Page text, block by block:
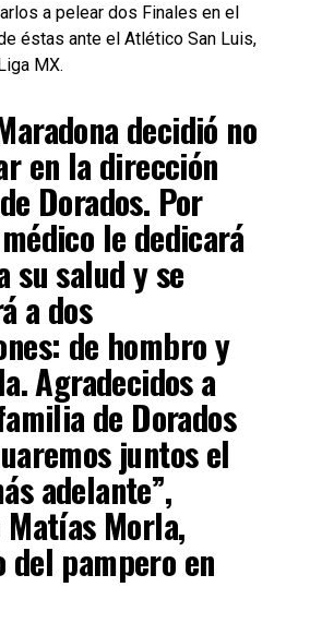
a pelear dos Finales en el
éstas ante el Atlético San Luis,
MX.
decidió no
en la dirección
Dorados. Por
le dedicará
su salud y se
a dos
de hombro y
Agradecidos a
de Dorados
juntos el
adelante”,
Morla,
del pampero en